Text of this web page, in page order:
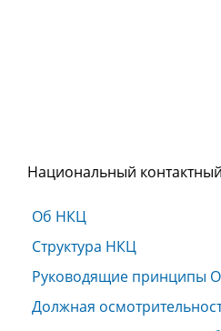
Национальный
Об НКЦ
Структура НКЦ
Руководящие принципы
Должная